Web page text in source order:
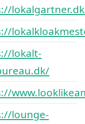
lokalt-
lounge-